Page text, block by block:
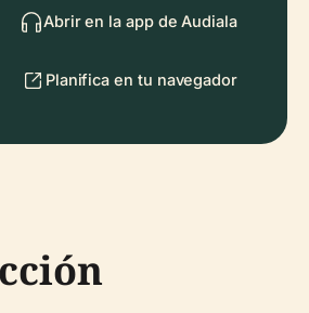
Abrir en la app de Audiala
Planifica en tu navegador